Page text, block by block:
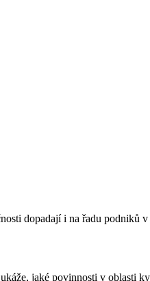
dopadají i na řadu podniků
jaké povinnosti v oblasti